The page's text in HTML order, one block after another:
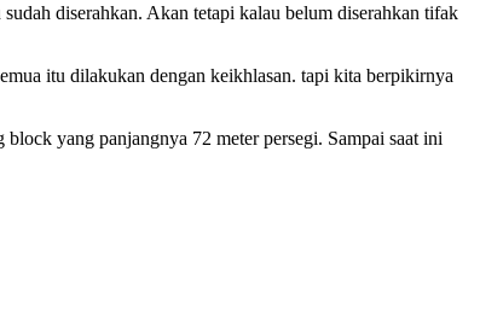
diserahkan. Akan tetapi kalau belum diserahkan tifak
itu dilakukan dengan keikhlasan. tapi kita berpikirnya
yang panjangnya 72 meter persegi. Sampai saat ini